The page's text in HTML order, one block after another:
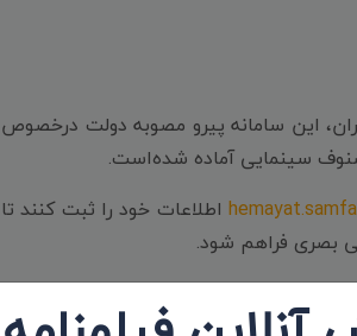
این سامانه پیرو مصوبه دولت درخصوص
سینمایی آماده شده‌است.
اطلاعات خود را ثبت کنند تا
بصری فراهم ‌شود.
بررسی آسیب‌های کرونا در سینما خواهد